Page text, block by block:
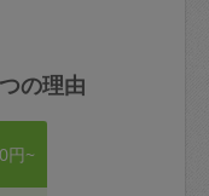
の理由
円~